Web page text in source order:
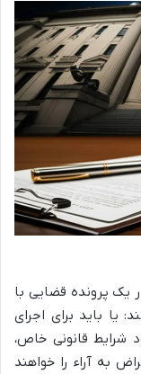
یک پرونده قضایی با
یا باید برای اجرای
شرایط قانونی خاص،
به آراء را خواهند